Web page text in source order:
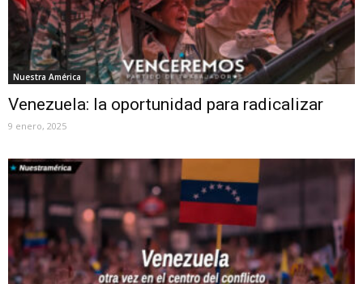
Nuestra América
Venezuela: la oportunidad para radicalizar
9 enero, 2025